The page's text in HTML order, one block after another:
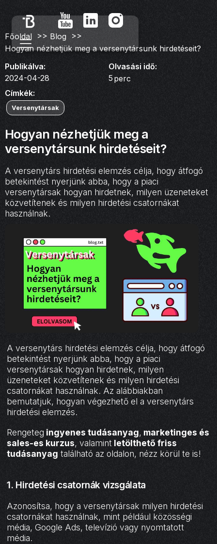
Főoldal >> Blog >>
Hogyan nézhetjük meg a versenytársunk hirdetéseit?
Publikálva:
2024-04-28
Olvasási idő:
5 perc
Címkék:
Versenytársak
Hogyan nézhetjük meg a
versenytársunk hirdetéseit?
A versenytárs hirdetési elemzés célja, hogy átfogó
betekintést nyerjünk abba, hogy a piaci
versenytársak hogyan hirdetnek, milyen üzeneteket
közvetítenek és milyen hirdetési csatornákat
használnak.
A versenytárs hirdetési elemzés célja, hogy átfogó
betekintést nyerjünk abba, hogy a piaci
versenytársak hogyan hirdetnek, milyen
üzeneteket közvetítenek és milyen hirdetési
csatornákat használnak. Az alábbiakban
bemutatjuk, hogyan végezhető el a versenytárs
hirdetési elemzés.
Rengeteg ingyenes tudásanyag, marketinges és
sales-es kurzus, valamint letölthető friss
tudásanyag található az oldalon, nézz körül te is!
1. Hirdetési csatornák vizsgálata
Azonosítsa, hogy a versenytársak milyen hirdetési
csatornákat használnak, mint például közösségi
média, Google Ads, televízió vagy nyomtatott
média.